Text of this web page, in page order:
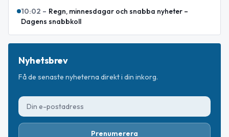
10:02 – Regn, minnesdagar och snabba nyheter –
Dagens snabbkoll
Nyhetsbrev
Få de senaste nyheterna direkt i din inkorg.
Prenumerera